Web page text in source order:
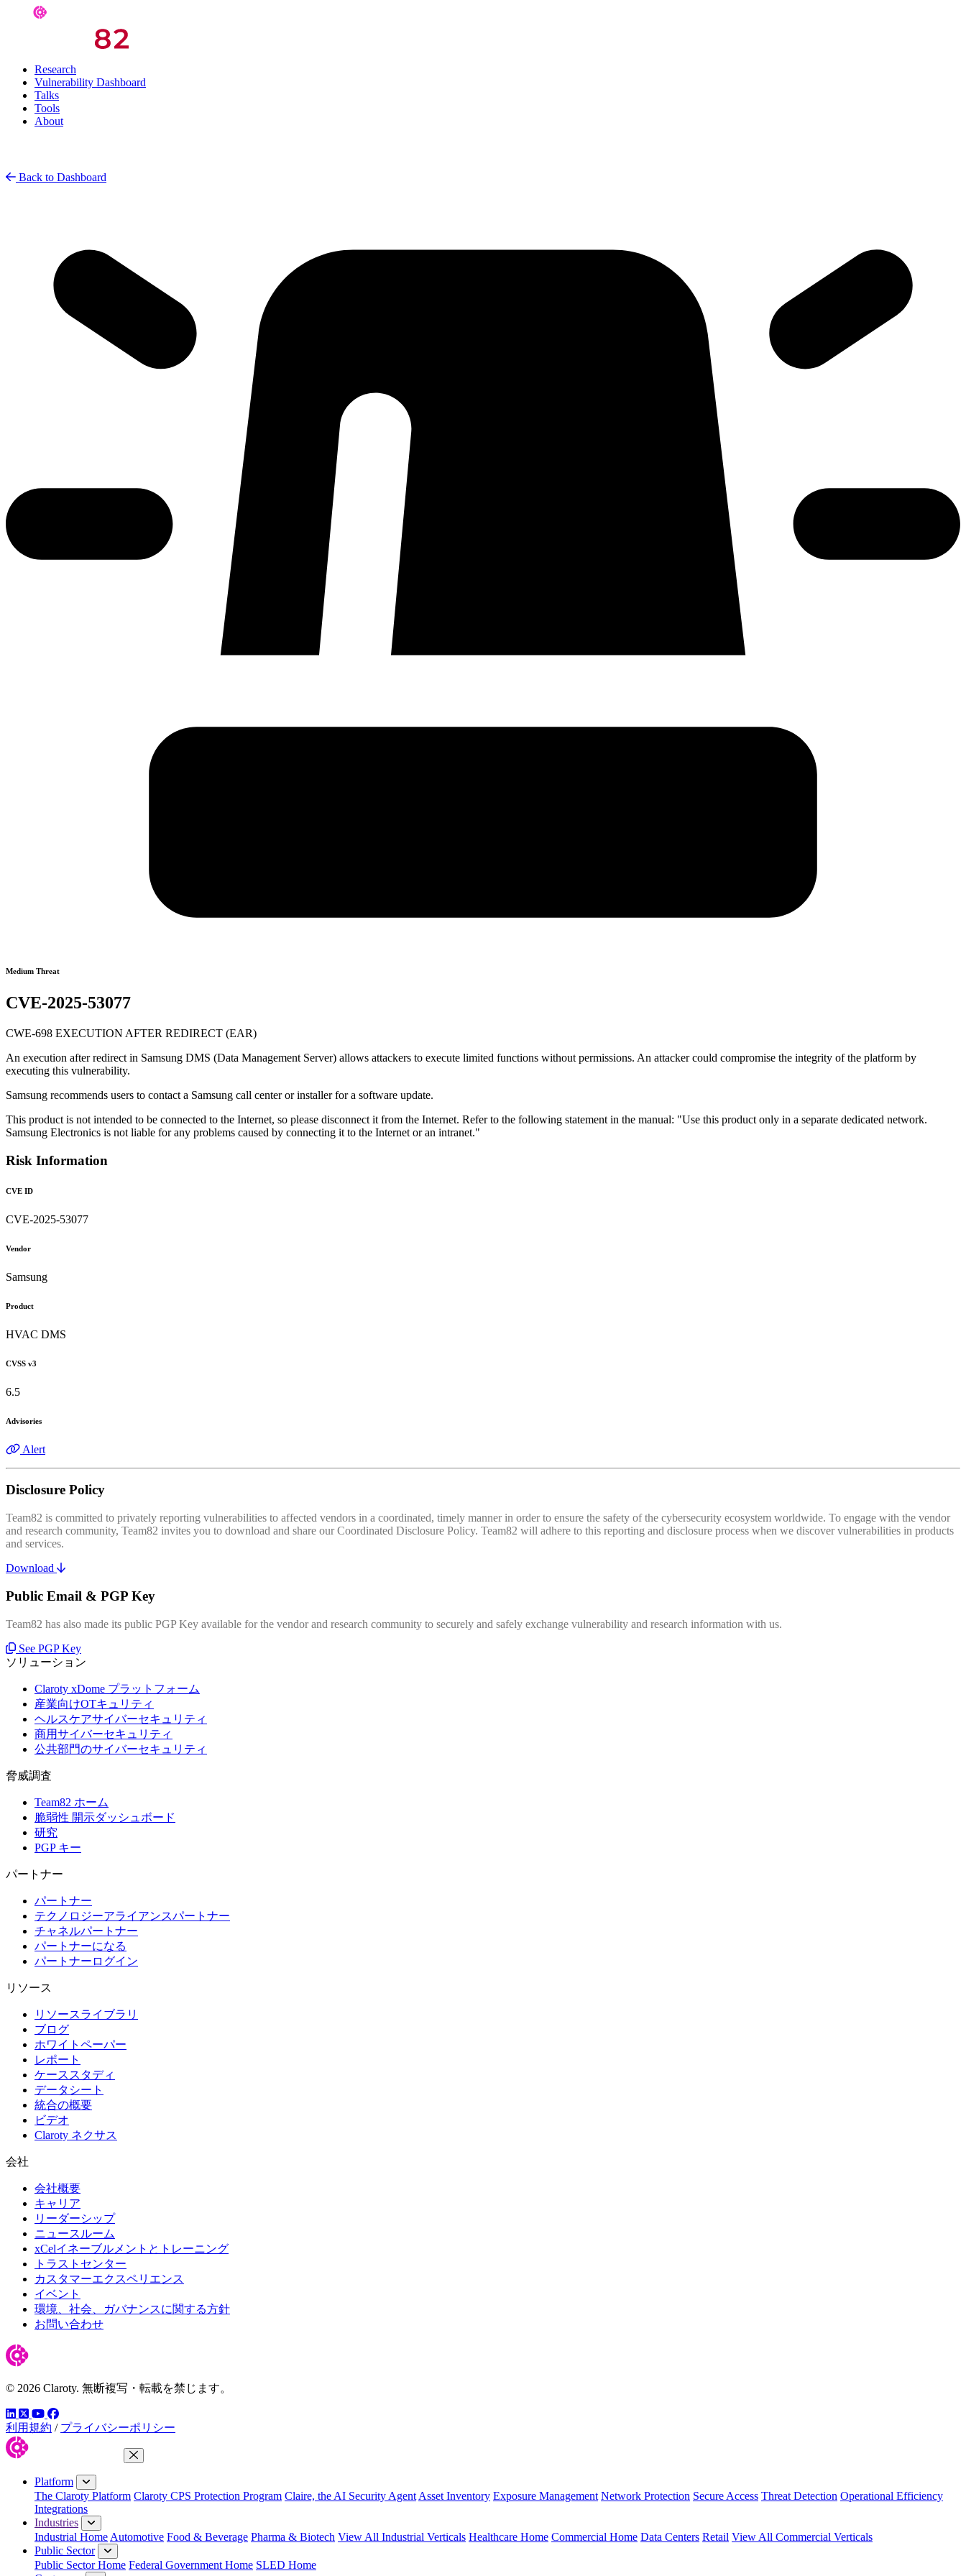
Research
Vulnerability Dashboard
Talks
Tools
About
Back to Dashboard
Medium Threat
CVE-2025-53077
CWE-698 EXECUTION AFTER REDIRECT (EAR)
An execution after redirect in Samsung DMS (Data Management Server) allows attackers to execute limited functions without permissions. An attacker could compromise the integrity of the platform by
executing this vulnerability.
Samsung recommends users to contact a Samsung call center or installer for a software update.
This product is not intended to be connected to the Internet, so please disconnect it from the Internet. Refer to the following statement in the manual: "Use this product only in a separate dedicated network.
Samsung Electronics is not liable for any problems caused by connecting it to the Internet or an intranet."
Risk Information
CVE ID
CVE-2025-53077
Vendor
Samsung
Product
HVAC DMS
CVSS v3
6.5
Advisories
Alert
Disclosure Policy
Team82 is committed to privately reporting vulnerabilities to affected vendors in a coordinated, timely manner in order to ensure the safety of the cybersecurity ecosystem worldwide. To engage with the vendor
and research community, Team82 invites you to download and share our Coordinated Disclosure Policy. Team82 will adhere to this reporting and disclosure process when we discover vulnerabilities in products
and services.
Download
Public Email & PGP Key
Team82 has also made its public PGP Key available for the vendor and research community to securely and safely exchange vulnerability and research information with us.
See PGP Key
ソリューション
Claroty xDome プラットフォーム
産業向けOTキュリティ
ヘルスケアサイバーセキュリティ
商用サイバーセキュリティ
公共部門のサイバーセキュリティ
脅威調査
Team82 ホーム
脆弱性 開示ダッシュボード
研究
PGP キー
パートナー
パートナー
テクノロジーアライアンスパートナー
チャネルパートナー
パートナーになる
パートナーログイン
リソース
リソースライブラリ
ブログ
ホワイトペーパー
レポート
ケーススタディ
データシート
統合の概要
ビデオ
Claroty ネクサス
会社
会社概要
キャリア
リーダーシップ
ニュースルーム
xCelイネーブルメントとトレーニング
トラストセンター
カスタマーエクスペリエンス
イベント
環境、社会、ガバナンスに関する方針
お問い合わせ
© 2026 Claroty. 無断複写・転載を禁じます。
LinkedIn
ツイッター
YouTube
Facebook
利用規約 / プライバシーポリシー
Close Menu
Platform
The Claroty Platform Claroty CPS Protection Program Claire, the AI Security Agent Asset Inventory Exposure Management Network Protection Secure Access Threat Detection Operational Efficiency
Integrations
Industries
Industrial Home Automotive Food & Beverage Pharma & Biotech View All Industrial Verticals Healthcare Home Commercial Home Data Centers Retail View All Commercial Verticals
Public Sector
Public Sector Home Federal Government Home SLED Home